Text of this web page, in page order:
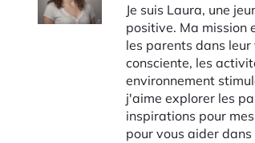
Je suis Laura, une
positive. Ma mission
les parents dans
consciente, les
environnement
j'aime explorer les
inspirations pour
pour vous aider